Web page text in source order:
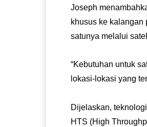
Joseph
khusus ke kalangan
satunya melalui
“Kebutuhan untuk
lokasi-lokasi yang
Dijelaskan,
HTS (High